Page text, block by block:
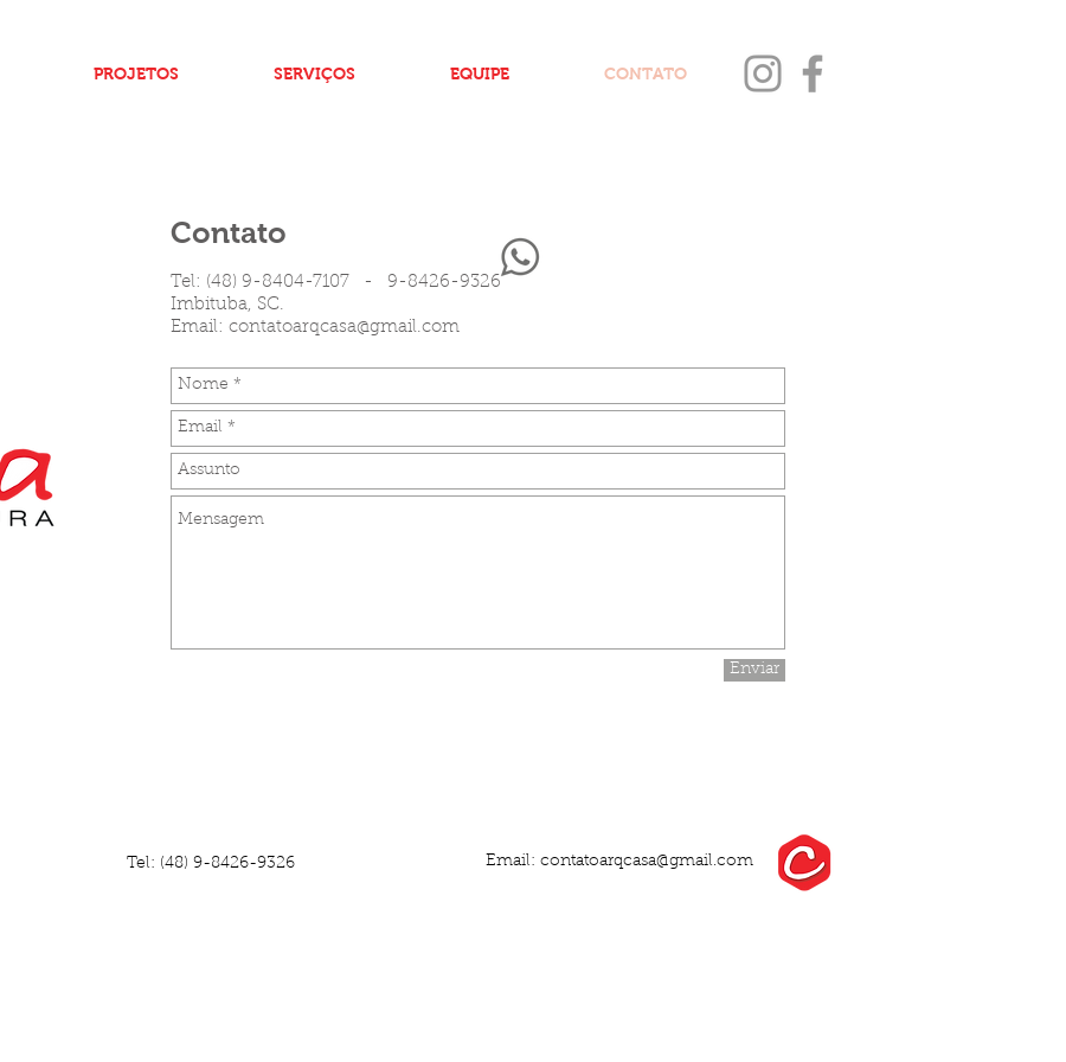
PROJETOS SERVIÇOS EQUIPE CONTATO
Contato
Tel: (48) 9-8404-7107 - 9-8426-9326
Imbituba, SC.
Email: contatoarqcasa@gmail.com
Enviar
Tel: (48) 9-8426-9326 Email: contatoarqcasa@gmail.com